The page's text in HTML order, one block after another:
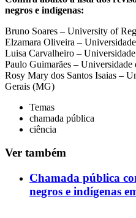
negros e indígenas:
Bruno Soares – University of
Elzamara Oliveira –
Luisa Carvalheiro –
Paulo Guimarães – Universidade
Rosy Mary dos Santos Isaias –
Gerais (MG)
Temas
chamada pública
ciência
Ver também
Chamada pública
negros e indígenas